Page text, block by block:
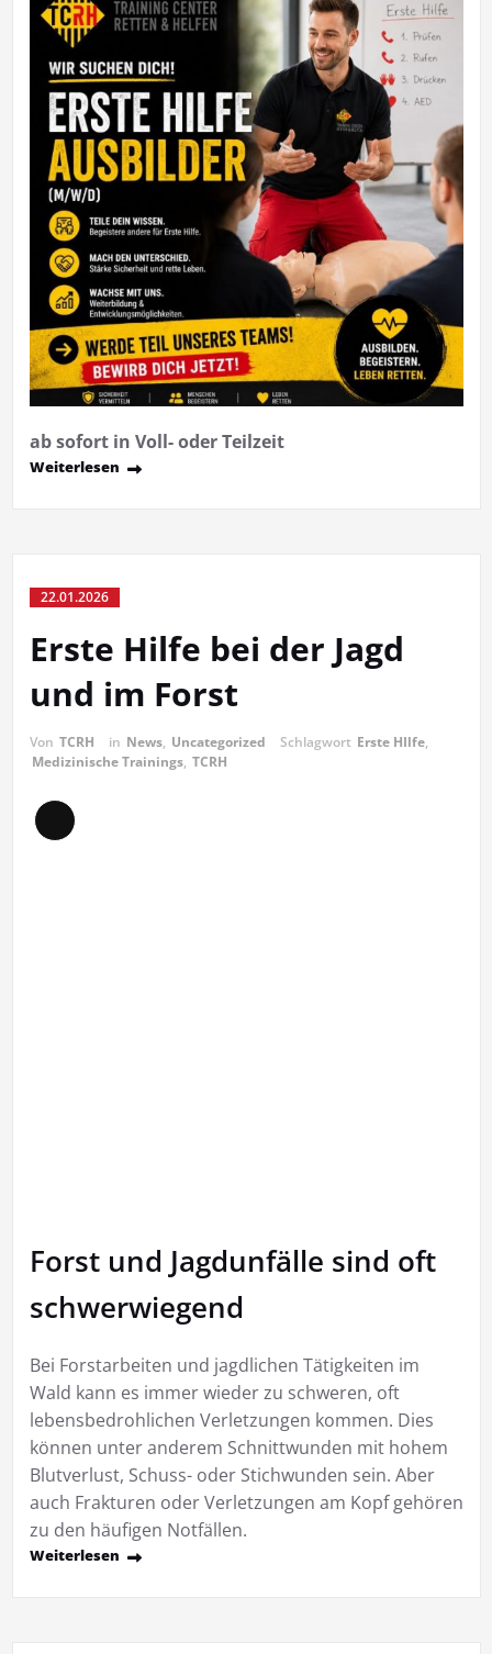
ab sofort in Voll- oder Teilzeit
Weiterlesen
22.01.2026
Erste Hilfe bei der Jagd
und im Forst
Von TCRH in News, Uncategorized Schlagwort Erste HIlfe,
Medizinische Trainings, TCRH
Lange
Forst und Jagdunfälle sind oft
schwerwiegend
Bei Forstarbeiten und jagdlichen Tätigkeiten im
Wald kann es immer wieder zu schweren, oft
lebensbedrohlichen Verletzungen kommen. Dies
können unter anderem Schnittwunden mit hohem
Blutverlust, Schuss- oder Stichwunden sein. Aber
auch Frakturen oder Verletzungen am Kopf gehören
zu den häufigen Notfällen.
Weiterlesen